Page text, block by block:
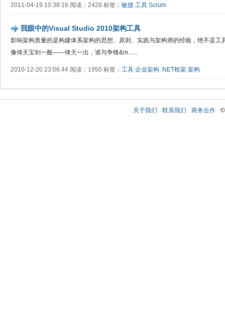
2011-04-19 10:38:16 阅读：2428 标签： 敏捷 工具 Scrum
我眼中的Visual Studio 2010架构工具
影响架构质量的是构建体系架构的思想、原则、实践与架构师的经验，绝不是
像倚天宝剑一般——倚天一出，谁与争锋&m......
2010-12-20 23:06:44 阅读：1950 标签： 工具 企业架构 .NET框架 架构
关于我们 联系我们 商务合作